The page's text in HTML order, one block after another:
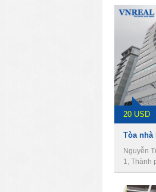
20 USD
Tòa nhà
Nguyễn
1, Thành